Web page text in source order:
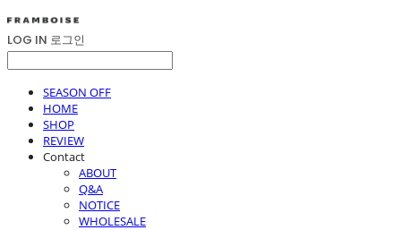
LOG IN 로그인
SEASON OFF
HOME
SHOP
REVIEW
Contact
ABOUT
Q&A
NOTICE
WHOLESALE